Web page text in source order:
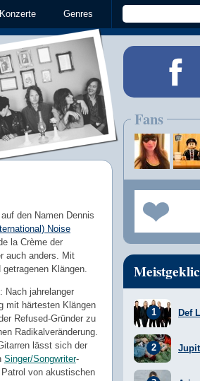
Konzerte Genres
den Namen Dennis
Noise
la Crème der
auch anders. Mit
Klängen.
Nach jahrelanger
mit härtesten Klängen
Refused-Gründer zu
Radikalveränderung.
lässt sich der
Singer/Songwriter-
von akustischen
Fans
Def